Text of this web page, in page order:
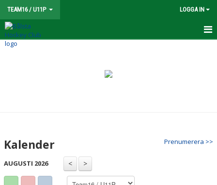
TEAM16 / U11P LOGGA IN
TEAM 16
Prenumerera >>
Kalender
AUGUSTI 2026